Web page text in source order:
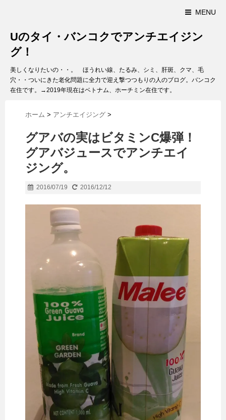
MENU
Uのタイ・バンコクでアンチエイジン
グ！
美しくなりたいの・・。 ほうれい線、たるみ、シミ、肝斑、クマ、毛
穴・・ついにきた老化問題に全力で迎え撃つつもりの人のブログ。バンコク
在住です。→2019年現在はベトナム、ホーチミン在住です。
ホーム > アンチエイジング >
グアバの実はビタミンC爆弾！
グアバジュースでアンチエイ
ジング。
2016/07/19 2016/12/12